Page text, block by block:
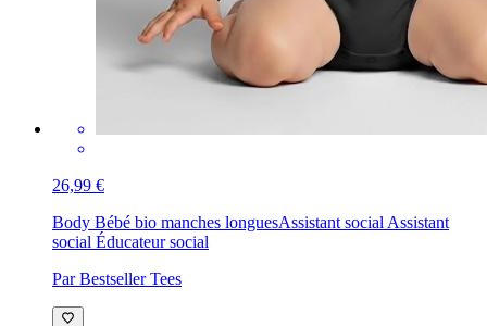
26,99 €
Body Bébé bio manches longuesAssistant social Assistant
social Éducateur social
Par Bestseller Tees